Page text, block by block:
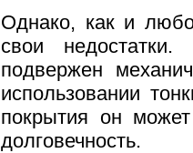
Однако, как и
свои
подвержен
использовании
покрытия он
долговечность.